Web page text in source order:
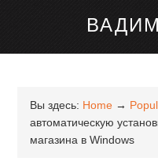
Вы здесь: Home →
автоматическую
магазина в Windows